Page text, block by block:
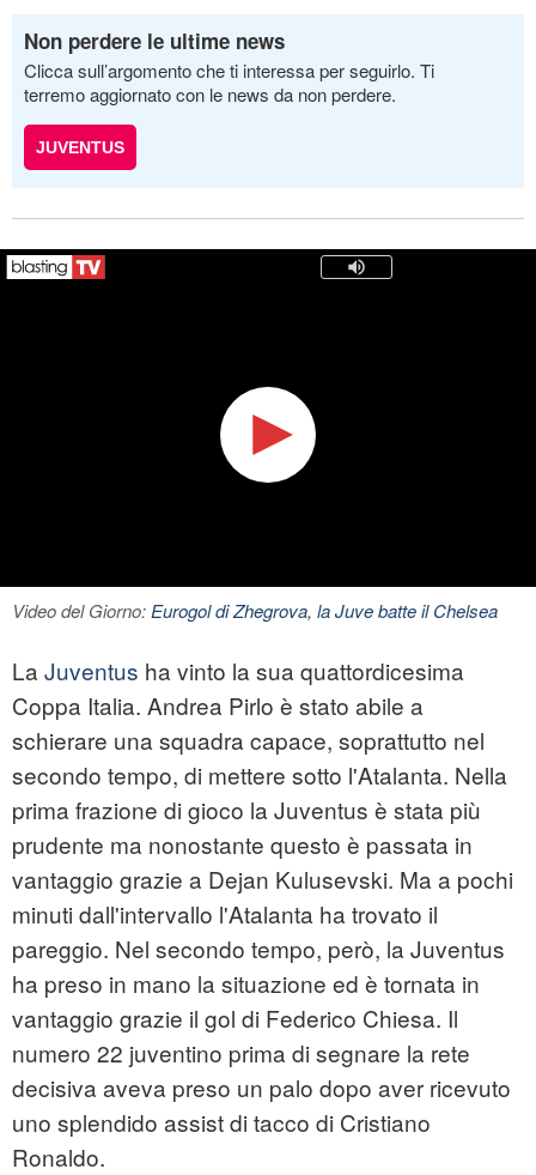
Non perdere le ultime news
Clicca sull’argomento che ti interessa per seguirlo. Ti
terremo aggiornato con le news da non perdere.
JUVENTUS
Video del Giorno:Eurogol di Zhegrova, la Juve batte il Chelsea
La Juventus ha vinto la sua quattordicesima
Coppa Italia. Andrea Pirlo è stato abile a
schierare una squadra capace, soprattutto nel
secondo tempo, di mettere sotto l'Atalanta. Nella
prima frazione di gioco la Juventus è stata più
prudente ma nonostante questo è passata in
vantaggio grazie a Dejan Kulusevski. Ma a pochi
minuti dall'intervallo l'Atalanta ha trovato il
pareggio. Nel secondo tempo, però, la Juventus
ha preso in mano la situazione ed è tornata in
vantaggio grazie il gol di Federico Chiesa. Il
numero 22 juventino prima di segnare la rete
decisiva aveva preso un palo dopo aver ricevuto
uno splendido assist di tacco di Cristiano
Ronaldo.